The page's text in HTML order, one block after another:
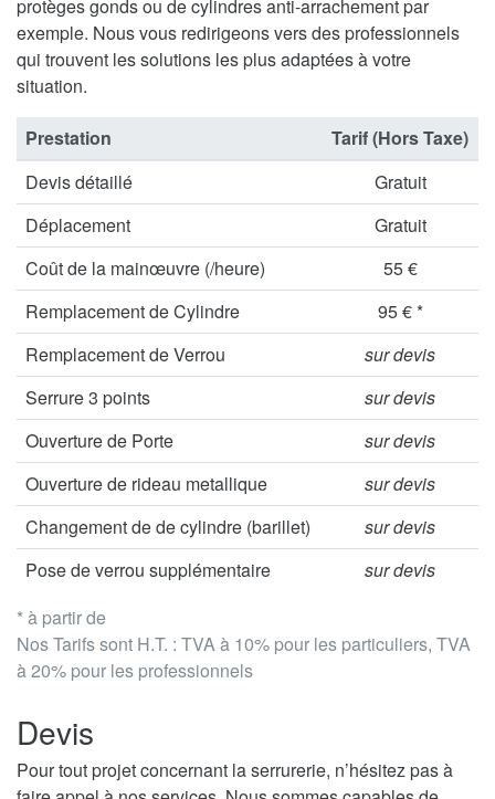
protèges gonds ou de cylindres anti-arrachement par
exemple. Nous vous redirigeons vers des professionnels
qui trouvent les solutions les plus adaptées à votre
situation.
* à partir de
Nos Tarifs sont H.T. : TVA à 10% pour les particuliers, TVA
à 20% pour les professionnels
Prestation
Tarif (Hors Taxe)
Devis détaillé
Gratuit
Déplacement
Gratuit
Coût de la mainœuvre (/heure)
55 €
Remplacement de Cylindre
95 € *
Remplacement de Verrou
sur devis
Serrure 3 points
sur devis
Ouverture de Porte
sur devis
Ouverture de rideau metallique
sur devis
Changement de de cylindre (barillet)
sur devis
Pose de verrou supplémentaire
sur devis
Devis
Pour tout projet concernant la serrurerie, n’hésitez pas à